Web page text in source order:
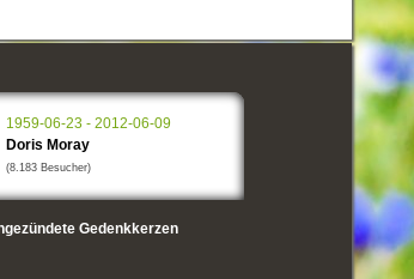
1959-06-23 - 2012-06-09
Doris Moray
(8.183 Besucher)
Gedenkkerzen